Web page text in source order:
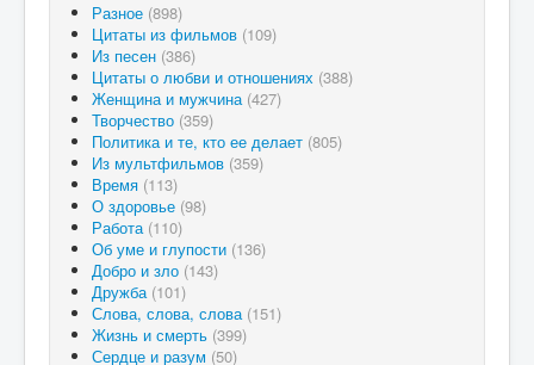
Разное (898)
Цитаты из фильмов (109)
Из песен (386)
Цитаты о любви и отношениях (388)
Женщина и мужчина (427)
Творчество (359)
Политика и те, кто ее делает (805)
Из мультфильмов (359)
Время (113)
О здоровье (98)
Работа (110)
Об уме и глупости (136)
Добро и зло (143)
Дружба (101)
Слова, слова, слова (151)
Жизнь и смерть (399)
Сердце и разум (50)